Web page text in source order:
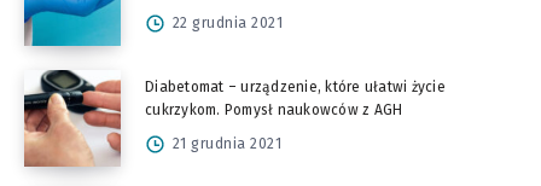
22 grudnia 2021
Diabetomat – urządzenie, które ułatwi życie
cukrzykom. Pomysł naukowców z AGH
21 grudnia 2021